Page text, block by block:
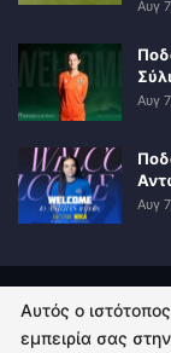
Αυγ
Αυγ
Αυγ
Αυτός ο
εμπειρία σας